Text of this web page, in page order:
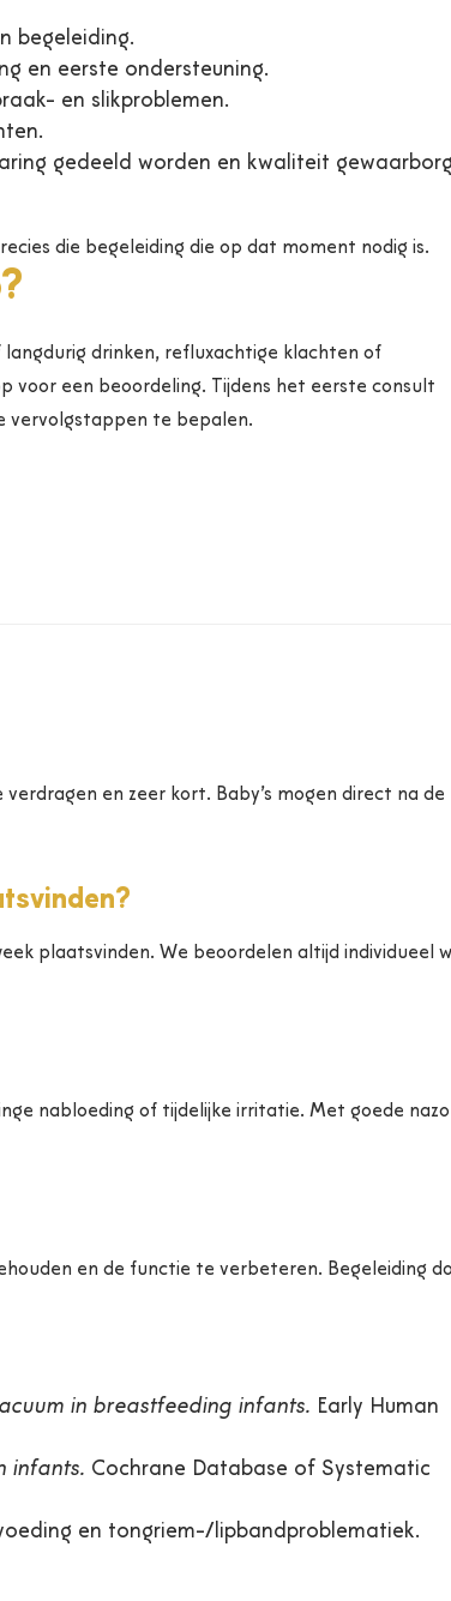
begeleiding.
en eerste ondersteuning.
en slikproblemen.
gedeeld worden en kwaliteit
die begeleiding die op dat moment nodig is.
drinken, refluxachtige klachten of
voor een beoordeling. Tijdens het eerste consult
vervolgstappen te bepalen.
en zeer kort. Baby’s mogen direct na de
plaatsvinden. We beoordelen altijd individueel
nabloeding of tijdelijke irritatie. Met goede
en de functie te verbeteren. Begeleiding
in breastfeeding infants. Early Human
infants. Cochrane Database of Systematic
en tongriem-/lipbandproblematiek.